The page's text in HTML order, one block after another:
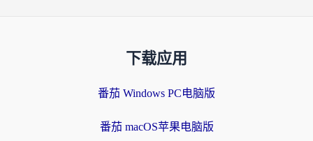
下载应用
番茄 Windows PC电脑版
番茄 macOS苹果电脑版